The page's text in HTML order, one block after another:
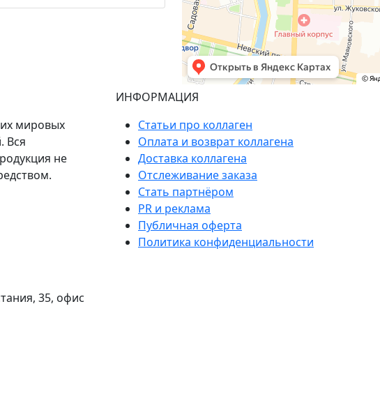
мировых
Вся
не
35, офис
ИНФОРМАЦИЯ
Статьи про коллаген
Оплата и возврат коллагена
Доставка коллагена
Отслеживание заказа
Стать партнёром
PR и реклама
Публичная оферта
Политика конфиденциальности